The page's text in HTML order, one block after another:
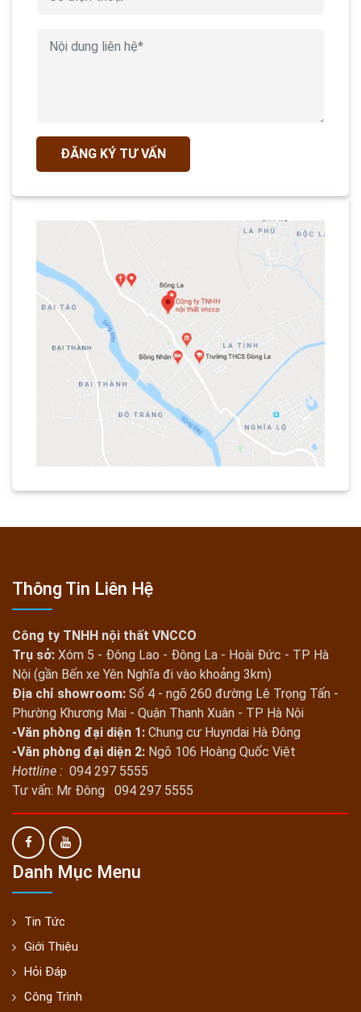
ĐĂNG KÝ TƯ VẤN
Thông Tin Liên Hệ
Công ty TNHH nội thất VNCCO
Trụ sở: Xóm 5 - Đông Lao - Đông La - Hoài Đức - TP Hà
Nội (gần Bến xe Yên Nghĩa đi vào khoảng 3km)
Địa chỉ showroom: Số 4 - ngõ 260 đường Lê Trọng Tấn -
Phường Khương Mai - Quận Thanh Xuân - TP Hà Nội
-Văn phòng đại diện 1: Chung cư Huyndai Hà Đông
-Văn phòng đại diện 2: Ngõ 106 Hoàng Quốc Việt
Hottline : 094 297 5555
Tư vấn: Mr Đông 094 297 5555
Danh Mục Menu
Tin Tức
Giới Thiệu
Hỏi Đáp
Công Trình